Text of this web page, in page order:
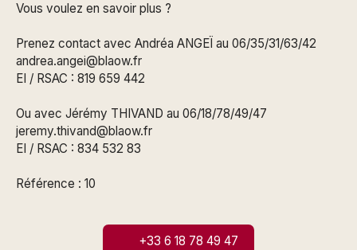
Vous voulez en savoir plus ?
Prenez contact avec Andréa ANGEÏ au 06/35/31/63/42
andrea.angei@blaow.fr
EI / RSAC : 819 659 442
Ou avec Jérémy THIVAND au 06/18/78/49/47
jeremy.thivand@blaow.fr
EI / RSAC : 834 532 83
Référence : 10
+33 6 18 78 49 47